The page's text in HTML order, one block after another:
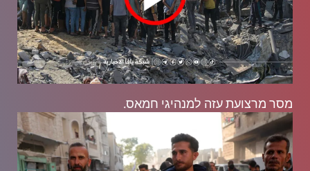
מסר מרצועת עזה למנהיגי חמאס.